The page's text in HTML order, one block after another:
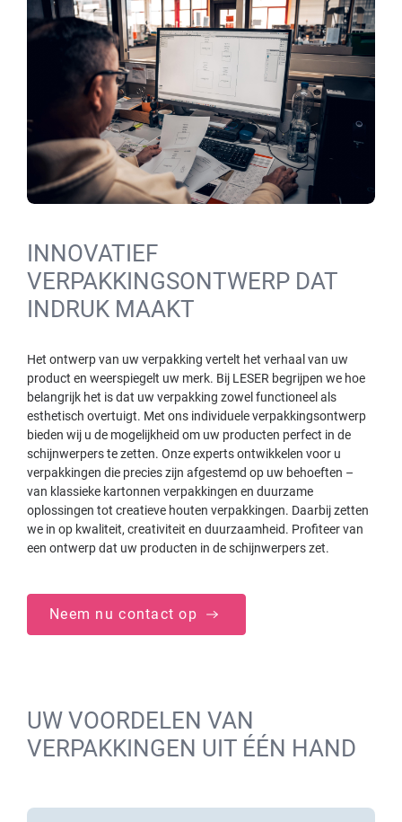
INNOVATIEF
VERPAKKINGSONTWERP DAT
INDRUK MAAKT
Het ontwerp van uw verpakking vertelt het verhaal van uw
product en weerspiegelt uw merk. Bij LESER begrijpen we hoe
belangrijk het is dat uw verpakking zowel functioneel als
esthetisch overtuigt. Met ons individuele verpakkingsontwerp
bieden wij u de mogelijkheid om uw producten perfect in de
schijnwerpers te zetten. Onze experts ontwikkelen voor u
verpakkingen die precies zijn afgestemd op uw behoeften –
van klassieke kartonnen verpakkingen en duurzame
oplossingen tot creatieve houten verpakkingen. Daarbij zetten
we in op kwaliteit, creativiteit en duurzaamheid. Profiteer van
een ontwerp dat uw producten in de schijnwerpers zet.
Neem nu contact op
UW VOORDELEN VAN
VERPAKKINGEN UIT ÉÉN HAND